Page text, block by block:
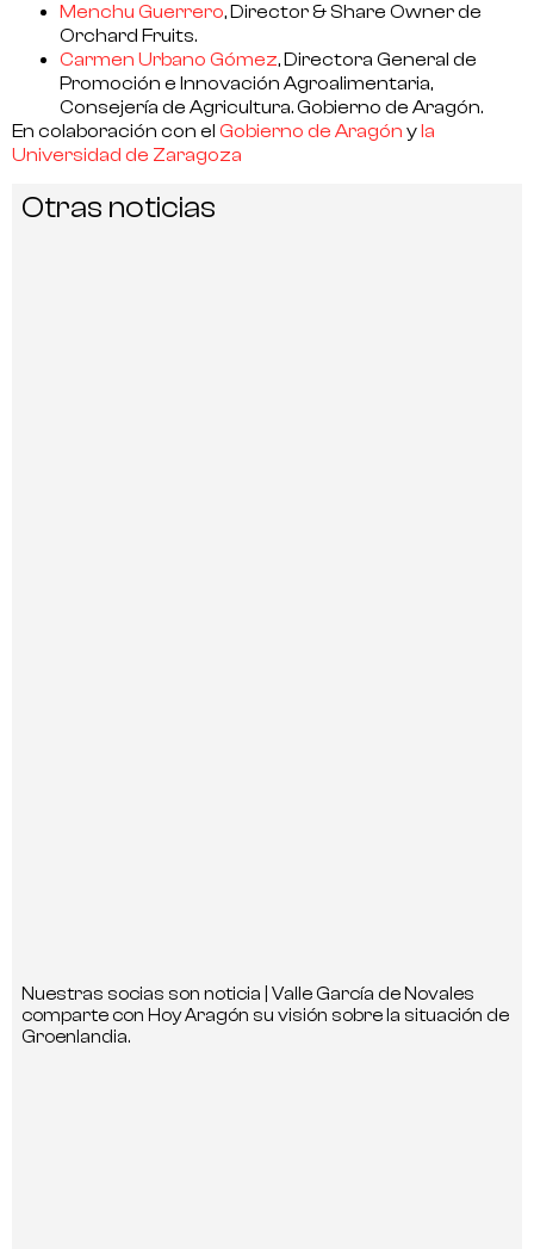
Menchu Guerrero, Director & Share Owner de
Orchard Fruits.
Carmen Urbano Gómez, Directora General de
Promoción e Innovación Agroalimentaria,
Consejería de Agricultura. Gobierno de Aragón.
En colaboración con el Gobierno de Aragón yla
Universidad de Zaragoza
Otras noticias
Nuestras socias son noticia | Valle García de Novales
comparte con Hoy Aragón su visión sobre la situación de
Groenlandia.